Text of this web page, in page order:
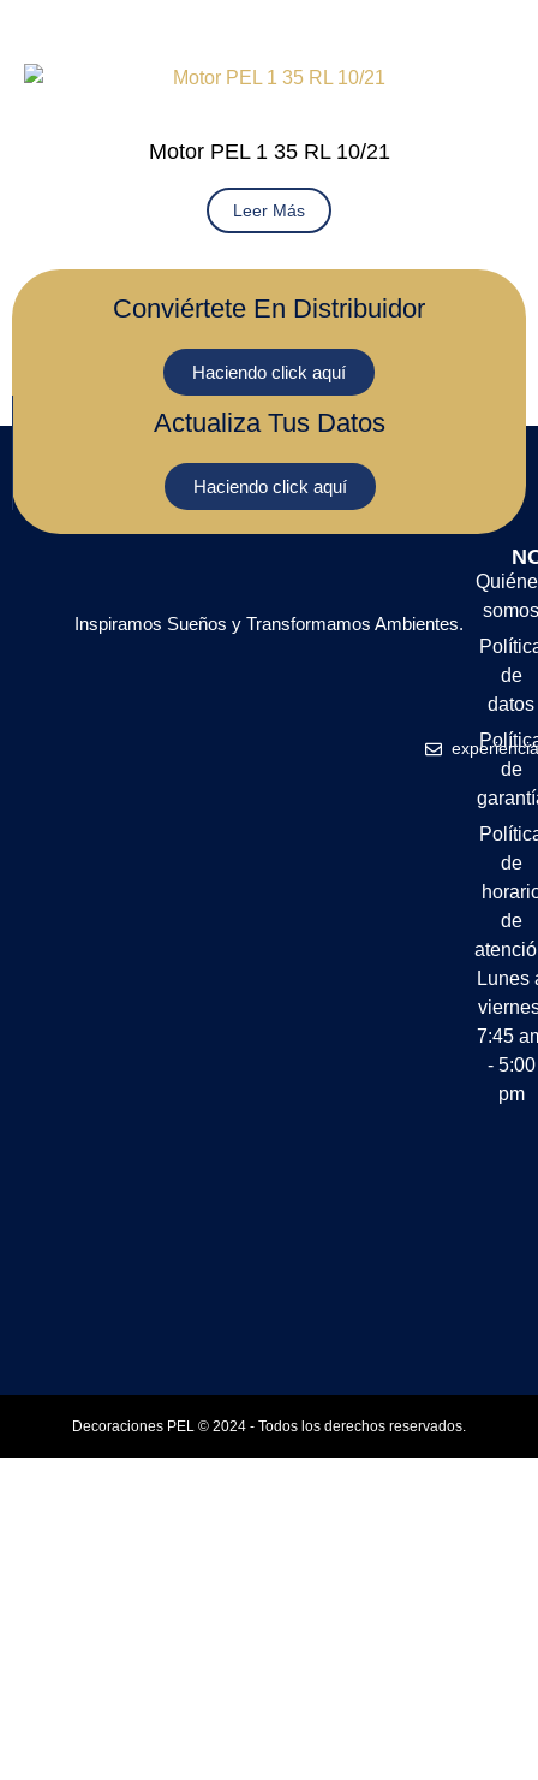
Motor PEL 1 35 RL 10/21
Leer Más
Conviértete En Distribuidor
Haciendo click aquí
Actualiza Tus Datos
Haciendo click aquí
Inspiramos Sueños y Transformamos Ambientes.
de
datos
de
de
de
Lunes
7:45
- 5:00
pm
Decoraciones PEL © 2024 - Todos los derechos reservados.